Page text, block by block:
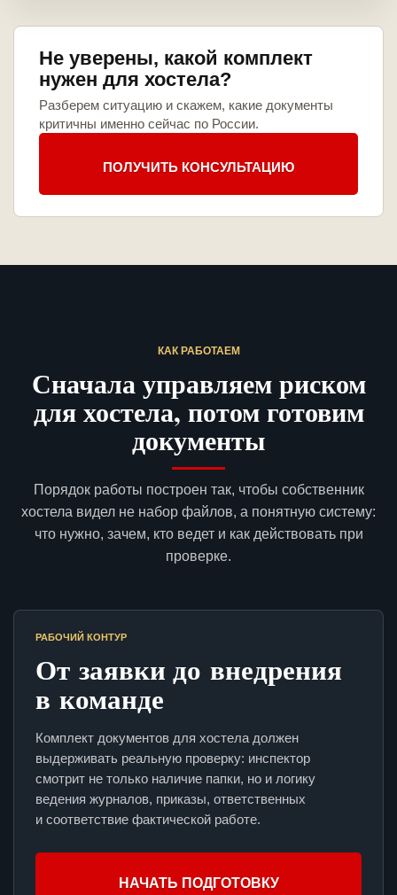
Не уверены, какой комплект
нужен для хостела?
Разберем ситуацию и скажем, какие документы
критичны именно сейчас по России.
ПОЛУЧИТЬ КОНСУЛЬТАЦИЮ
КАК РАБОТАЕМ
Сначала управляем риском
для хостела, потом готовим
документы
Порядок работы построен так, чтобы собственник
хостела видел не набор файлов, а понятную систему:
что нужно, зачем, кто ведет и как действовать при
проверке.
РАБОЧИЙ КОНТУР
От заявки до внедрения
в команде
Комплект документов для хостела должен
выдерживать реальную проверку: инспектор
смотрит не только наличие папки, но и логику
ведения журналов, приказы, ответственных
и соответствие фактической работе.
НАЧАТЬ ПОДГОТОВКУ